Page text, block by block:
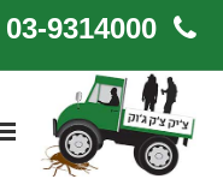
03-9314000 | 1-700-500-889